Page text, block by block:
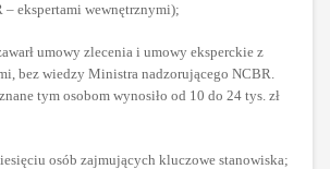
ekspertami wewnętrznymi);
umowy zlecenia i umowy eksperckie z
bez wiedzy Ministra nadzorującego NCBR.
tym osobom wynosiło od 10 do 24 tys. zł
osób zajmujących kluczowe stanowiska;